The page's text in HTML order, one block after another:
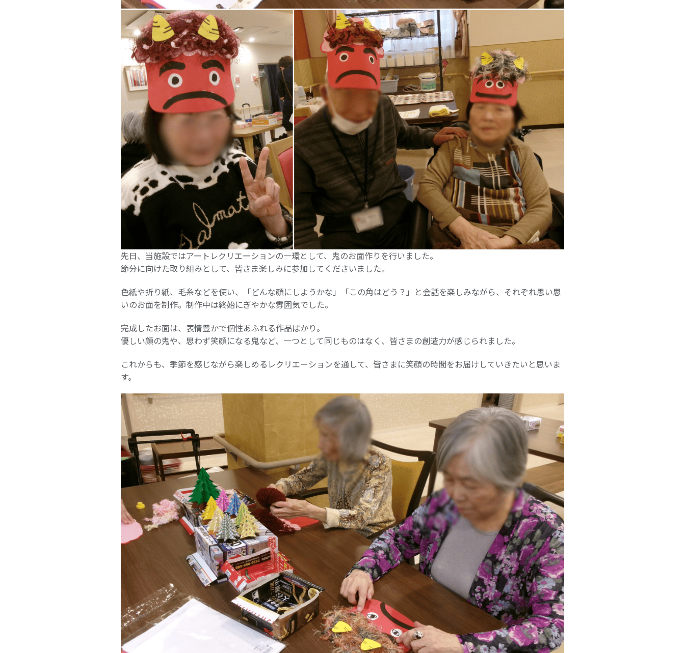
先日、当施設ではアートレクリエーションの一環として、鬼のお面作りを行いました。
節分に向けた取り組みとして、皆さま楽しみに参加してくださいました。
色紙や折り紙、毛糸などを使い、「どんな顔にしようかな」「この角はどう？」と会話を楽しみながら、それぞれ思い思
いのお面を制作。制作中は終始にぎやかな雰囲気でした。
完成したお面は、表情豊かで個性あふれる作品ばかり。
優しい顔の鬼や、思わず笑顔になる鬼など、一つとして同じものはなく、皆さまの創造力が感じられました。
これからも、季節を感じながら楽しめるレクリエーションを通して、皆さまに笑顔の時間をお届けしていきたいと思いま
す。